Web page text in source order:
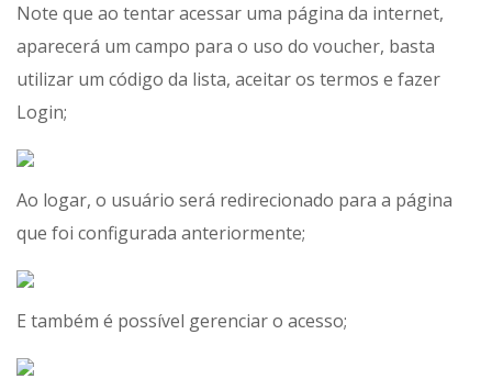
Note que ao tentar acessar uma página da internet,
aparecerá um campo para o uso do voucher, basta
utilizar um código da lista, aceitar os termos e fazer
Login;
Ao logar, o usuário será redirecionado para a página
que foi configurada anteriormente;
E também é possível gerenciar o acesso;